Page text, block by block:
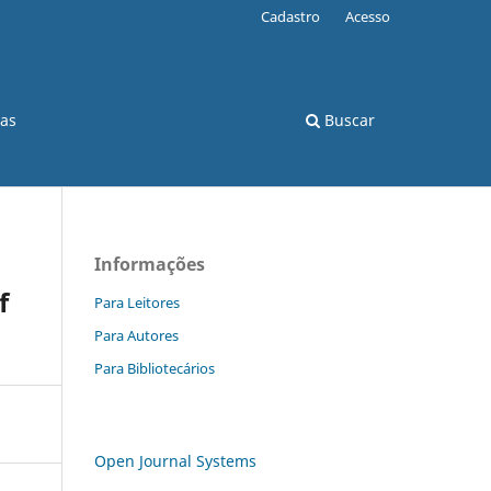
Buscar
Cadastro Acesso
Informações
Para Leitores
Para Autores
Para Bibliotecários
Open Journal Systems